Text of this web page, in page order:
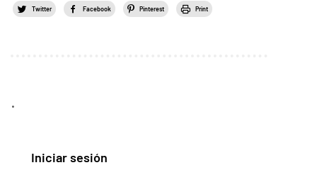
Twitter Facebook Pinterest Print
.
Iniciar sesión